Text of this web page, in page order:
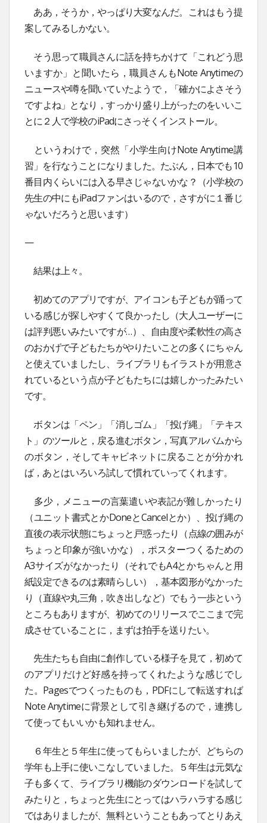
ああ，そうか，やっぱり大変なんだ。これはもう提
案してみるしかない。
そう思って職員さんに話を持ちかけて「これどう思
いますか」と聞いたら，職員さんもNote Anytimeの
ニュースや噂を聞いていたようで，「確かによさそう
ですよね」となり，すっかり盛り上がったのをいいこ
とに２人で学校のiPadにさっそくインストール。
というわけで，突然「小学生向けNote Anytime講
習」を行なうことになりました。たぶん，日本でも10
番目内くらいには入る早さじゃないかな？（小学校の
先生の中にもiPadファンはいるので，さすがに１番じ
ゃないだろうと思います）
—
結果は上々。
初めてのアプリですが、アイコンも子どもが踊って
いる感じが探しやすくて良かったし（大人ユーザーに
は評判悪いみたいですが…）、自由度や柔軟性の高さ
のおかげで子どもたちがやりたいことの多くにちゃん
と使えていましたし、ライブラリもイラストが用意さ
れているという点が子どもたちには嬉しかったみたい
です。
ボタンは「ペン」「消しゴム」「投げ縄」「テキス
ト」のツールと，戻る進むボタン，写真アルバムから
のボタン，そしてキャビネットに戻ることが分かれ
ば，あとはいろいろ試して慣れていってくれます。
多少，メニューの言葉遣いや表記が難しかったり
（ユニット書式とかDoneとCancelとか）、投げ縄の
直後の表示状態にちょっと戸惑ったり（点線の囲みが
ちょっと印象が強いかな），ポスターつくるための
A3サイズがなかったり（それでもA4とかちゃんと用
紙設定できるのは素晴らしい），基本図形がなかった
り（直線や丸三角，吹き出しなど）でもう一歩という
ところもありますが、初めてのリリースでここまで完
成させていることに，まずは拍手を送りたい。
先生たちも自由に創作している様子を見て，初めて
のアプリだけど好感を持ってくれたような感じでし
た。Pagesでつくったものも，PDFにして転送すれば
Note Anytimeに背景として引き継げるので，連携し
て使ってもいいかも知れません。
６年生と５年生に使ってもらいましたが、どちらの
学年も上手に使いこなしていました。５年生は元気な
子も多くて、ライブラリ機能のダウンロードを試して
みたりと，ちょっと先生にとってはハラハラする感じ
ではありましたが、無料ということもあってとりあえ